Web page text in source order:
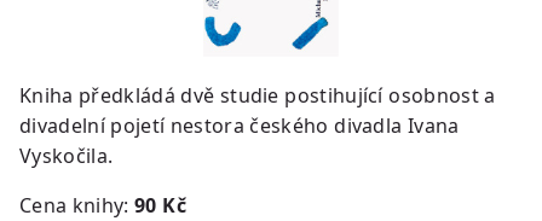
Kniha předkládá dvě studie postihující osobnost a
divadelní pojetí nestora českého divadla Ivana
Vyskočila.
Cena knihy:90 Kč